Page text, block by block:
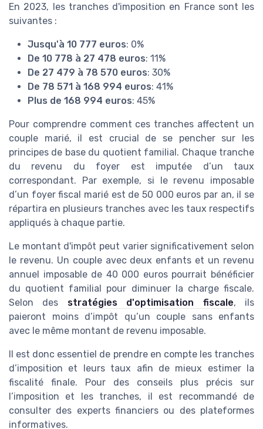
En 2023, les tranches d'imposition en France sont les
suivantes :
Jusqu'à 10 777 euros: 0%
De 10 778 à 27 478 euros: 11%
De 27 479 à 78 570 euros: 30%
De 78 571 à 168 994 euros: 41%
Plus de 168 994 euros: 45%
Pour comprendre comment ces tranches affectent un
couple marié, il est crucial de se pencher sur les
principes de base du quotient familial. Chaque tranche
du revenu du foyer est imputée d’un taux
correspondant. Par exemple, si le revenu imposable
d’un foyer fiscal marié est de 50 000 euros par an, il se
répartira en plusieurs tranches avec les taux respectifs
appliqués à chaque partie.
Le montant d'impôt peut varier significativement selon
le revenu. Un couple avec deux enfants et un revenu
annuel imposable de 40 000 euros pourrait bénéficier
du quotient familial pour diminuer la charge fiscale.
Selon des stratégies d'optimisation fiscale, ils
paieront moins d’impôt qu’un couple sans enfants
avec le même montant de revenu imposable.
Il est donc essentiel de prendre en compte les tranches
d’imposition et leurs taux afin de mieux estimer la
fiscalité finale. Pour des conseils plus précis sur
l’imposition et les tranches, il est recommandé de
consulter des experts financiers ou des plateformes
informatives.